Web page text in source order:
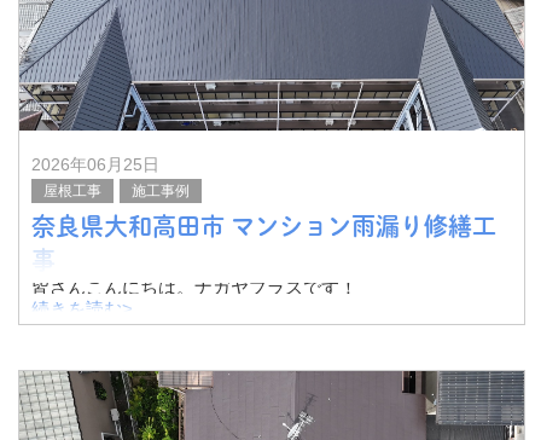
2026年06月25日
屋根工事 施工事例
奈良県大和高田市 マンション雨漏り修繕工
事
皆さんこんにちは。ナガヤプラスです！
今回は奈良県大和高田市のマンションオーナー様よりご相
その様子をご紹介したいと思います。
こちらの工事は
続きを読む>